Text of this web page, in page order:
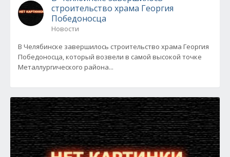
строительство храма Георгия
Победоносца
Новости
В Челябинске завершилось строительство храма Георгия
Победоносца, который возвели в самой высокой точке
Металлургического района...